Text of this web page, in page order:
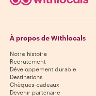
À propos de Withlocals
Notre histoire
Recrutement
Développement durable
Destinations
Chèques-cadeaux
Devenir partenaire